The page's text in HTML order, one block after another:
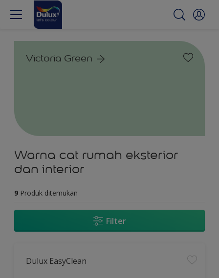
Victoria Green
Warna cat rumah eksterior
dan interior
9 Produk ditemukan
Filter
Dulux EasyClean